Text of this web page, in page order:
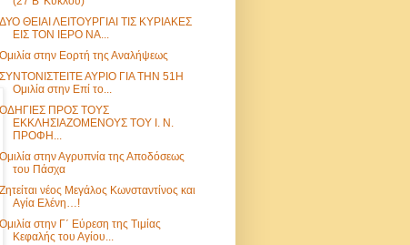
ΔΥΟ ΘΕΙΑΙ ΛΕΙΤΟΥΡΓΙΑΙ ΤΙΣ ΚΥΡΙΑΚΕΣ
ΕΙΣ ΤΟΝ ΙΕΡΟ ΝΑ...
Ομιλία στην Εορτή της Αναλήψεως
ΣΥΝΤΟΝΙΣΤΕΙΤΕ ΑΥΡΙΟ ΓΙΑ ΤΗΝ 51Η
Ομιλία στην Επί το...
ΟΔΗΓΙΕΣ ΠΡΟΣ ΤΟΥΣ
ΕΚΚΛΗΣΙΑΖΟΜΕΝΟΥΣ ΤΟΥ Ι. Ν.
ΠΡΟΦΗ...
Ομιλία στην Αγρυπνία της Αποδόσεως
του Πάσχα
Ζητείται νέος Μεγάλος Κωνσταντίνος και
Αγία Ελένη…!
Ομιλία στην Γ΄ Εύρεση της Τιμίας
Κεφαλής του Αγίου...